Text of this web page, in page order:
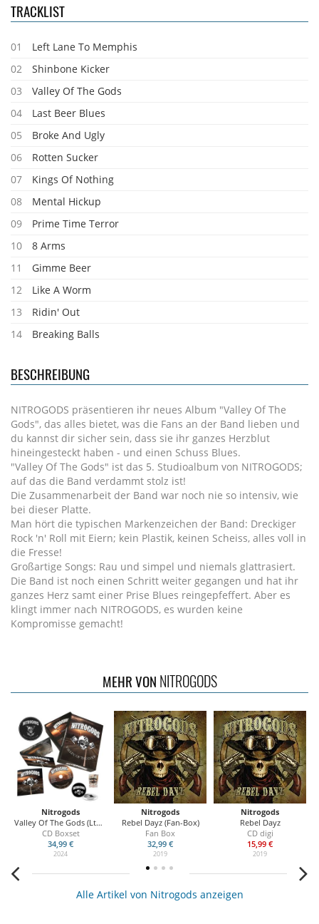
TRACKLIST
01
Left Lane To Memphis
02
Shinbone Kicker
03
Valley Of The Gods
04
Last Beer Blues
05
Broke And Ugly
06
Rotten Sucker
07
Kings Of Nothing
08
Mental Hickup
09
Prime Time Terror
10
8 Arms
11
Gimme Beer
12
Like A Worm
13
Ridin' Out
14
Breaking Balls
BESCHREIBUNG
NITROGODS präsentieren ihr neues Album "Valley Of The
Gods", das alles bietet, was die Fans an der Band lieben und
du kannst dir sicher sein, dass sie ihr ganzes Herzblut
hineingesteckt haben - und einen Schuss Blues.
"Valley Of The Gods" ist das 5. Studioalbum von NITROGODS;
auf das die Band verdammt stolz ist!
Die Zusammenarbeit der Band war noch nie so intensiv, wie
bei dieser Platte.
Man hört die typischen Markenzeichen der Band: Dreckiger
Rock 'n' Roll mit Eiern; kein Plastik, keinen Scheiss, alles voll in
die Fresse!
Großartige Songs: Rau und simpel und niemals glattrasiert.
Die Band ist noch einen Schritt weiter gegangen und hat ihr
ganzes Herz samt einer Prise Blues reingepfeffert. Aber es
klingt immer nach NITROGODS, es wurden keine
Kompromisse gemacht!
MEHR VON NITROGODS
Nitrogods
Valley Of The Gods (Ltd. Boxset)
CD Boxset
34,99 €
2024
Nitrogods
Rebel Dayz (Fan-Box)
Fan Box
32,99 €
2019
Nitrogods
Rebel Dayz
CD digi
15,99 €
2019
Alle Artikel von Nitrogods anzeigen